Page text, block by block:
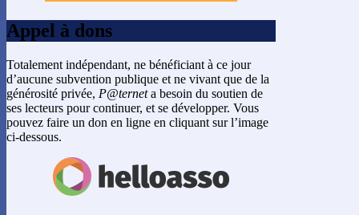
Appel à dons
Totalement indépendant, ne bénéficiant à ce jour
d’aucune subvention publique et ne vivant que de la
générosité privée, P@terneta besoin du soutien de
ses lecteurs pour continuer, et se développer. Vous
pouvez faire un don en ligne en cliquant sur l’image
ci-dessous.